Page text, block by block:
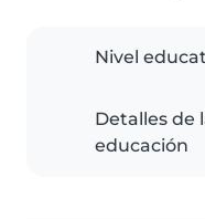
Nivel
Detalles de
educación